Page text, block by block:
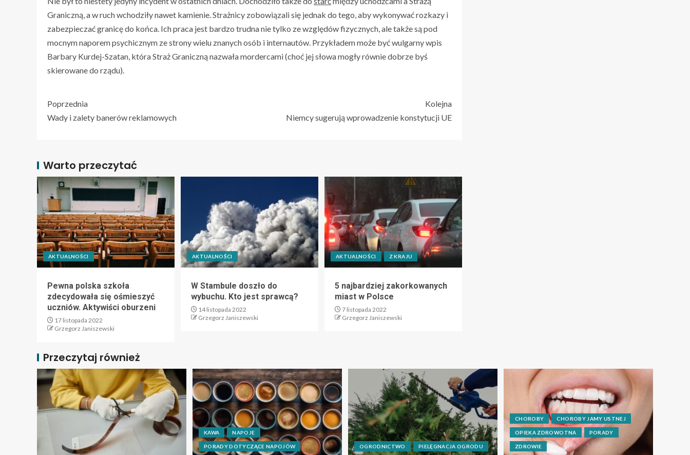
Graniczną, a w ruch wchodziły nawet kamienie. Strażnicy zobowiązali się jednak do tego, aby wykonywać rozkazy i
zabezpieczać granicę do końca. Ich praca jest bardzo trudna nie tylko ze względów fizycznych, ale także są pod
mocnym naporem psychicznym ze strony wielu znanych osób i internautów. Przykładem może być wulgarny wpis
Barbary Kurdej-Szatan, która Straż Graniczną nazwała mordercami (choć jej słowa mogły równie dobrze byś
skierowane do rządu).
Poprzednia
Wady i zalety banerów reklamowych
Kolejna
Niemcy sugerują wprowadzenie konstytucji UE
Warto przeczytać
AKTUALNOŚCI
Pewna polska szkoła
zdecydowała się ośmieszyć
uczniów. Aktywiści oburzeni
17 listopada 2022
Grzegorz Janiszewski
AKTUALNOŚCI
W Stambule doszło do
wybuchu. Kto jest sprawcą?
14 listopada 2022
Grzegorz Janiszewski
AKTUALNOŚCI Z KRAJU
5 najbardziej zakorkowanych
miast w Polsce
7 listopada 2022
Grzegorz Janiszewski
Przeczytaj również
KAWA NAPOJE
PORADY DOTYCZĄCE NAPOJÓW OGRODNICTWO PIELĘGNACJA OGRODU
CHOROBY CHOROBY JAMY USTNEJ
OPIEKA ZDROWOTNA PORADY
ZDROWIE